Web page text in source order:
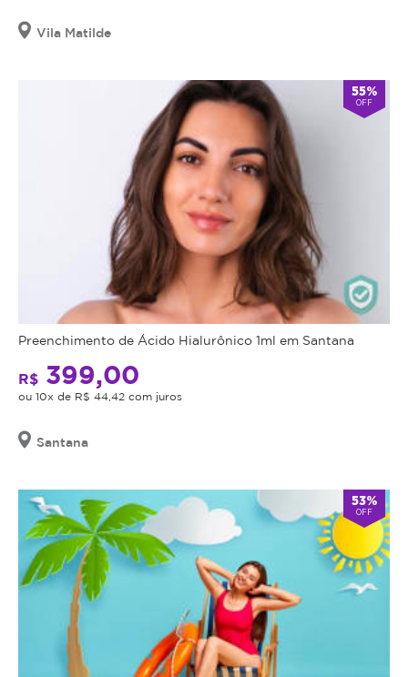
Vila Matilde
55%
OFF
Preenchimento de Ácido Hialurônico 1ml em Santana
R$ 399,00
ou 10x de R$ 44,42 com juros
Santana
53%
OFF